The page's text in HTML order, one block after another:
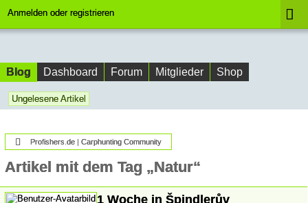
Anmelden oder registrieren
Blog Dashboard Forum Mitglieder Shop
Ungelesene Artikel
Profishers.de | Carphunting Community
Artikel mit dem Tag „Natur“
1 Woche in Špindlerův